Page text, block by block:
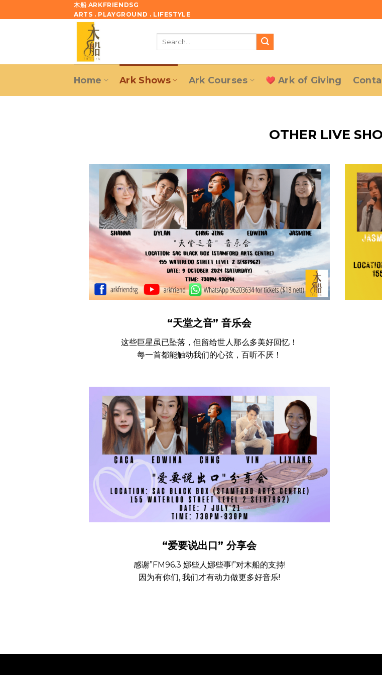
to
木船 ARKFRIENDSG
ARTS . PLAYGROUND . LIFESTYLE
Home Ark Shows Ark Courses Ark of Giving
OTHER LIVE
“天堂之音” 音乐会
这些巨星虽已坠落，但留给世人那么多美好回忆！
每一首都能触动我们的心弦，百听不厌！
“爱要说出口” 分享会
感谢”FM96.3 娜些人娜些事!”对木船的支持!
因为有你们, 我们才有动力做更多好音乐!